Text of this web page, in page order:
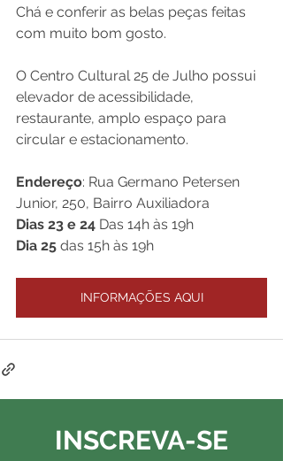
Chá e conferir as belas peças feitas
com muito bom gosto.
O Centro Cultural 25 de Julho possui
elevador de acessibilidade,
restaurante, amplo espaço para
circular e estacionamento.
Endereço: Rua Germano Petersen
Junior, 250, Bairro Auxiliadora
Dias 23 e 24 Das 14h às 19h
Dia 25 das 15h às 19h
INFORMAÇÕES AQUI
INSCREVA-SE